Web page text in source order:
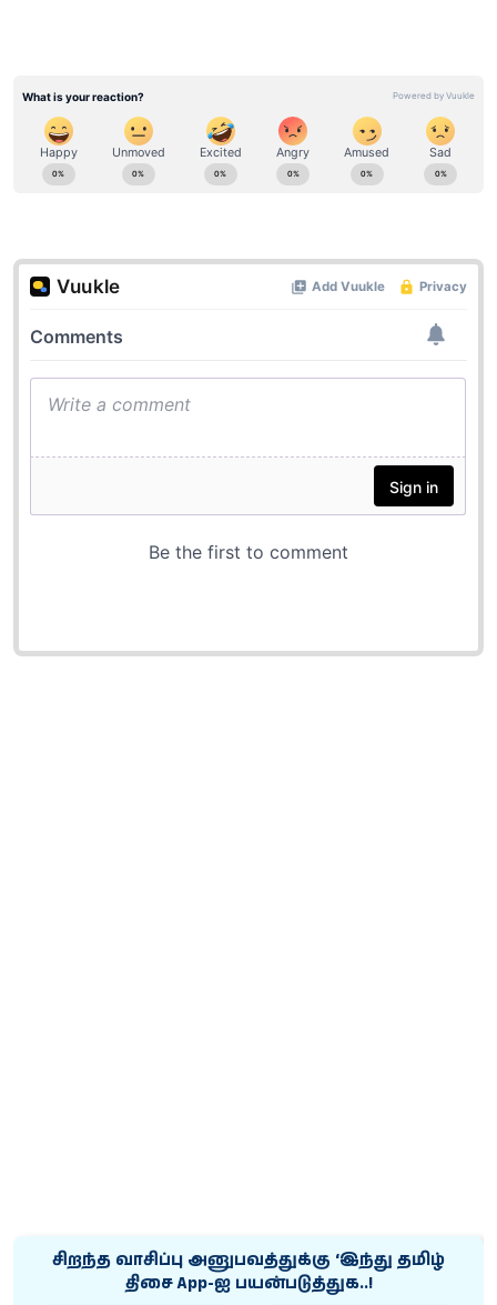
சிறந்த வாசிப்பு அனுபவத்துக்கு ‘இந்து தமிழ்
திசை App-ஐ பயன்படுத்துக..!